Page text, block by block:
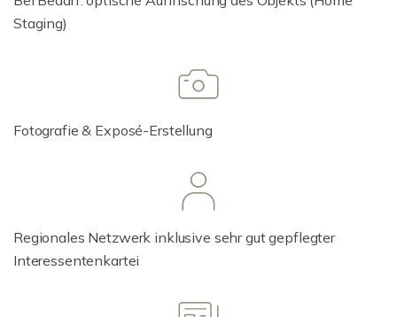
Staging)
Fotografie & Exposé-Erstellung
Regionales Netzwerk inklusive sehr gut gepflegter
Interessentenkartei